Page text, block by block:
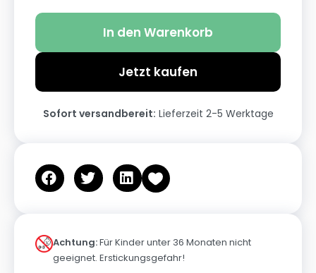
In den Warenkorb
Jetzt kaufen
Sofort versandbereit: Lieferzeit 2-5 Werktage
Achtung:Für Kinder unter 36 Monaten nicht
geeignet. Erstickungsgefahr!